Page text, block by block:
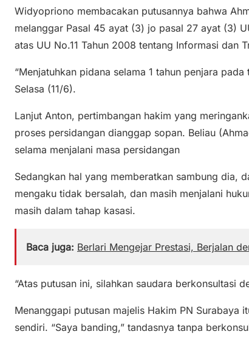
Widyopriono membacakan putusannya bahwa
melanggar Pasal 45 ayat (3) jo pasal 27 ayat (3)
atas UU No.11 Tahun 2008 tentang Informasi dan
“Menjatuhkan pidana selama 1 tahun penjara
Selasa (11/6).
Lanjut Anton, pertimbangan hakim yang
proses persidangan dianggap sopan. Beliau
selama menjalani masa persidangan
Sedangkan hal yang memberatkan sambung dia,
mengaku tidak bersalah, dan masih menjalani
masih dalam tahap kasasi.
Baca juga: Berlari Mengejar Prestasi, Berjalan
“Atas putusan ini, silahkan saudara berkonsultasi
Menanggapi putusan majelis Hakim PN Surabaya
sendiri. “Saya banding,” tandasnya tanpa